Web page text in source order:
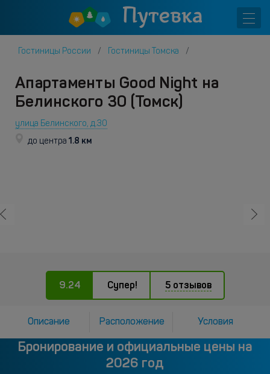
Гостиницы России Гостиницы Томска
Апартаменты Good Night на
Белинского 30 (Томск)
улица Белинского, д.30
до центра 1.8 км
9.24 Супер! 5 отзывов
Описание Расположение Условия
Бронирование и официальные цены на
2026 год